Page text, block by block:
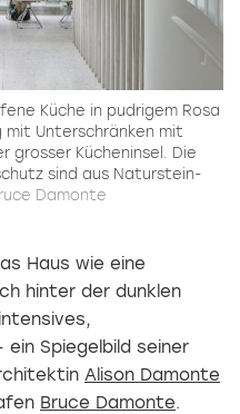
Küche in pudrigem Rosa
Unterschränken mit
grosser Kücheninsel. Die
sind aus Naturstein-
Damonte
Haus wie eine
hinter der dunklen
Spiegelbild seiner
Alison Damonte
Bruce Damonte.